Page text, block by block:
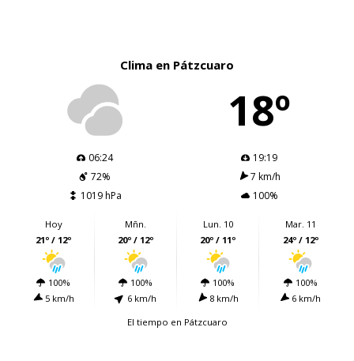
Clima en Pátzcuaro
18º
06:24
19:19
72%
7 km/h
1019 hPa
100%
Hoy
21º / 12º
100%
5 km/h
Mñn.
20º / 12º
100%
6 km/h
Lun. 10
20º / 11º
100%
8 km/h
Mar. 11
24º / 12º
100%
6 km/h
El tiempo en Pátzcuaro